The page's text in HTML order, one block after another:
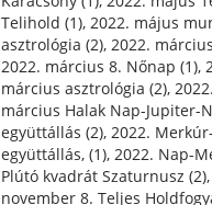
Telihold (1), 2022. május
asztrológia (2), 2022.
2022. március 8. Nőnap (1),
március asztrológia (2), 2022.
március Halak Nap-Jupiter-
együttállás (2), 2022.
együttállás, (1), 2022. Nap-
Plútó kvadrát Szaturnusz (2),
november 8. Teljes